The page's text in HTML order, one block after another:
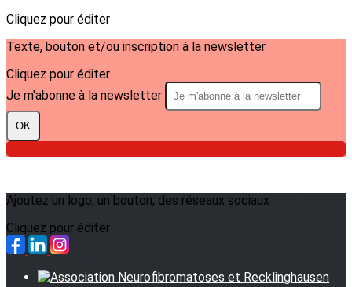
Cliquez pour éditer
Texte, bouton et/ou inscription à la newsletter
Cliquez pour éditer
Je m'abonne à la newsletter
OK
Ajoutez un logo, un bouton, des réseaux sociaux
Cliquez pour éditer